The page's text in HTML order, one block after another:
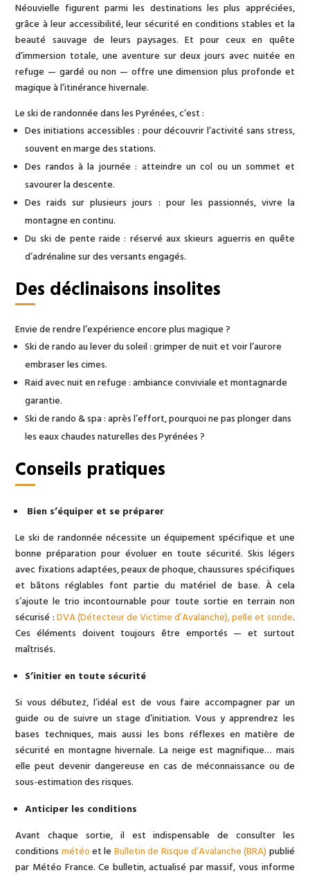
Néouvielle figurent parmi les destinations les plus appréciées,
grâce à leur accessibilité, leur sécurité en conditions stables et la
beauté sauvage de leurs paysages. Et pour ceux en quête
d’immersion totale, une aventure sur deux jours avec nuitée en
refuge — gardé ou non — offre une dimension plus profonde et
magique à l’itinérance hivernale.
Le ski de randonnée dans les Pyrénées, c’est :
Des initiations accessibles : pour découvrir l’activité sans stress,
souvent en marge des stations.
Des randos à la journée : atteindre un col ou un sommet et
savourer la descente.
Des raids sur plusieurs jours : pour les passionnés, vivre la
montagne en continu.
Du ski de pente raide : réservé aux skieurs aguerris en quête
d’adrénaline sur des versants engagés.
Des déclinaisons insolites
Envie de rendre l’expérience encore plus magique ?
Ski de rando au lever du soleil : grimper de nuit et voir l’aurore
embraser les cimes.
Raid avec nuit en refuge : ambiance conviviale et montagnarde
garantie.
Ski de rando & spa : après l’effort, pourquoi ne pas plonger dans
les eaux chaudes naturelles des Pyrénées ?
Conseils pratiques
Bien s’équiper et se préparer
Le ski de randonnée nécessite un équipement spécifique et une
bonne préparation pour évoluer en toute sécurité. Skis légers
avec fixations adaptées, peaux de phoque, chaussures spécifiques
et bâtons réglables font partie du matériel de base. À cela
s’ajoute le trio incontournable pour toute sortie en terrain non
sécurisé : DVA (Détecteur de Victime d’Avalanche), pelle et sonde.
Ces éléments doivent toujours être emportés — et surtout
maîtrisés.
S’initier en toute sécurité
Si vous débutez, l’idéal est de vous faire accompagner par un
guide ou de suivre un stage d’initiation. Vous y apprendrez les
bases techniques, mais aussi les bons réflexes en matière de
sécurité en montagne hivernale. La neige est magnifique… mais
elle peut devenir dangereuse en cas de méconnaissance ou de
sous-estimation des risques.
Anticiper les conditions
Avant chaque sortie, il est indispensable de consulter les
conditions météo et le Bulletin de Risque d’Avalanche (BRA) publié
par Météo France. Ce bulletin, actualisé par massif, vous informe